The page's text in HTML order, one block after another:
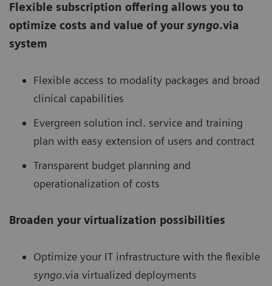
Flexible subscription offering allows you to
optimize costs and value of yoursyngo.via
system
Flexible access to modality packages and broad
clinical capabilities
Evergreen solution incl. service and training
plan with easy extension of users and contract
Transparent budget planning and
operationalization of costs
Broaden your virtualization possibilities
Optimize your IT infrastructure with the flexible
syngo.via virtualized deployments